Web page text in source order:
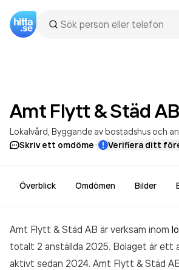
Amt Flytt & Städ AB
Lokalvård Byggande av bostadshus och andra
Skriv ett omdöme· Verifiera ditt
Överblick Omdömen Bilder
Amt Flytt & Städ AB är verksam inom
totalt 2 anställda 2025. Bolaget är ett
aktivt sedan 2024. Amt Flytt & Städ